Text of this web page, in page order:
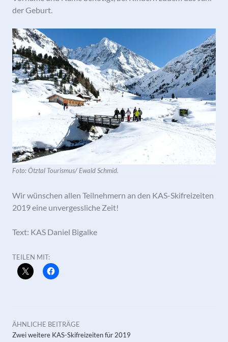
der Geburt.
Foto: Ötztal Tourismus/ Ewald Schmid.
Wir wünschen allen Teilnehmern an den KAS-Skifreizeiten
2019 eine unvergessliche Zeit!
Text: KAS Daniel Bigalke
TEILEN MIT:
ÄHNLICHE BEITRÄGE
Zwei weitere KAS-Skifreizeiten für 2019